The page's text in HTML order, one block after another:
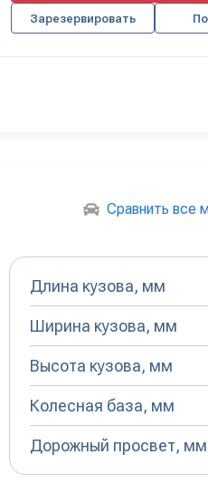
Зарезервировать
Сравнить все
Длина кузова, мм
Ширина кузова, мм
Высота кузова, мм
Колесная база, мм
Дорожный просвет, мм